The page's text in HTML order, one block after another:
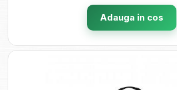
Adauga in cos